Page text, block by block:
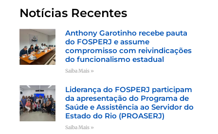
Notícias Recentes
Anthony Garotinho recebe pauta
do FOSPERJ e assume
compromisso com reivindicações
do funcionalismo estadual
Saiba Mais »
Liderança do FOSPERJ participam
da apresentação do Programa de
Saúde e Assistência ao Servidor do
Estado do Rio (PROASERJ)
Saiba Mais »